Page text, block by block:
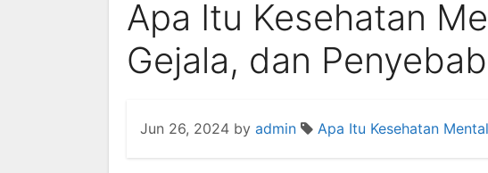
Apa Itu Kesehatan
Gejala, dan
Jun 26, 2024 by admin Apa Itu Kesehatan Mental